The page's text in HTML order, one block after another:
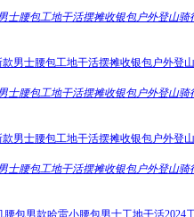
士腰包工地干活摆摊收银包户外登山
士腰包工地干活摆摊收银包户外登山
士腰包工地干活摆摊收银包户外登山